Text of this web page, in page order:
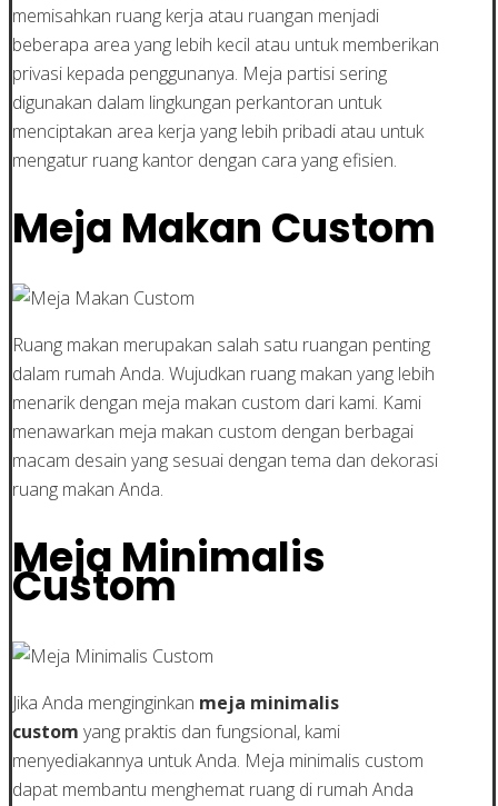
memisahkan ruang kerja atau ruangan menjadi
beberapa area yang lebih kecil atau untuk memberikan
privasi kepada penggunanya. Meja partisi sering
digunakan dalam lingkungan perkantoran untuk
menciptakan area kerja yang lebih pribadi atau untuk
mengatur ruang kantor dengan cara yang efisien.
Meja Makan Custom
Ruang makan merupakan salah satu ruangan penting
dalam rumah Anda. Wujudkan ruang makan yang lebih
menarik dengan meja makan custom dari kami. Kami
menawarkan meja makan custom dengan berbagai
macam desain yang sesuai dengan tema dan dekorasi
ruang makan Anda.
Meja Minimalis
Custom
Jika Anda menginginkan meja minimalis
custom yang praktis dan fungsional, kami
menyediakannya untuk Anda. Meja minimalis custom
dapat membantu menghemat ruang di rumah Anda